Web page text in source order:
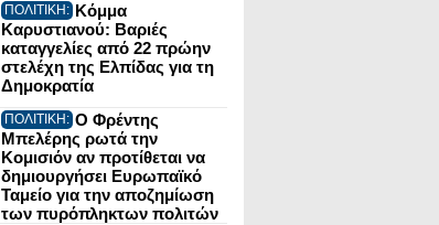
ΠΟΛΙΤΙΚΗ: Κόμμα
Καρυστιανού: Βαριές
καταγγελίες από 22 πρώην
στελέχη της Ελπίδας για τη
Δημοκρατία
ΠΟΛΙΤΙΚΗ: Ο Φρέντης
Μπελέρης ρωτά την
Κομισιόν αν προτίθεται να
δημιουργήσει Ευρωπαϊκό
Ταμείο για την αποζημίωση
των πυρόπληκτων πολιτών